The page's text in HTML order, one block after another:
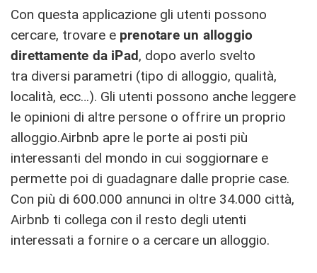
Con questa applicazione gli utenti possono
cercare, trovare e prenotare un alloggio
direttamente da iPad, dopo averlo svelto
tra diversi parametri (tipo di alloggio, qualità,
località, ecc…). Gli utenti possono anche leggere
le opinioni di altre persone o offrire un proprio
alloggio.Airbnb apre le porte ai posti più
interessanti del mondo in cui soggiornare e
permette poi di guadagnare dalle proprie case.
Con più di 600.000 annunci in oltre 34.000 città,
Airbnb ti collega con il resto degli utenti
interessati a fornire o a cercare un alloggio.